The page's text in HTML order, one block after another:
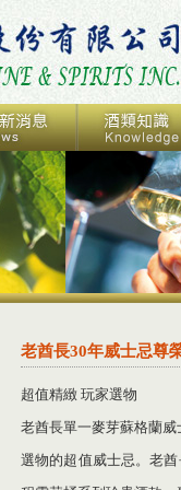
老酋長30年威士忌尊
超值精緻 玩家選物
老酋長單一麥芽蘇格蘭
選物的超值威士忌。老